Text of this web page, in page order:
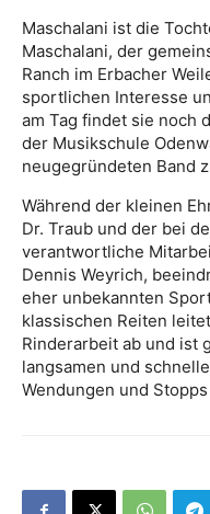
Maschalani ist die
Maschalani, der
Ranch im Erbacher
sportlichen Interesse
am Tag findet sie noch
der Musikschule
neugegründeten Band
Während der kleinen
Dr. Traub und der bei
verantwortliche
Dennis Weyrich,
eher unbekannten
klassischen Reiten
Rinderarbeit ab und ist
langsamen und
Wendungen und